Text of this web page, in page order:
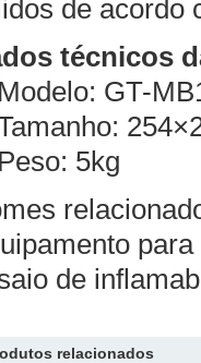
de acordo
técnicos
GT-
5kg
de
relacionados